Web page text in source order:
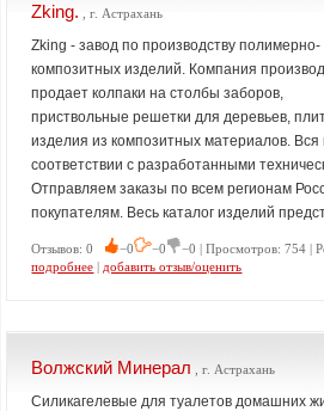
Zking.
, г. Астрахань
Zking - завод по производству полимерно-
композитных изделий. Компания
продает колпаки на столбы заборов,
приствольные решетки для деревьев,
изделия из композитных материалов. Вся
соответствии с разработанными
Отправляем заказы по всем регионам
покупателям. Весь каталог изделий
Отзывов: 0 −0 −0 −0 | Просмотров: 754 |
подробнее | добавить отзыв/оценить
Волжский Минерал , г. Астрахань
Силикагелевые для туалетов домашних